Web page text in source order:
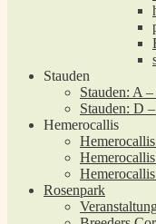
Stauden
Stauden: A –
Stauden: D
Hemerocallis
Rosenpark